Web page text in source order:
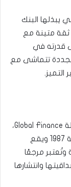
يبذلها البنك
ثقة متينة مع
قدرته في
تتماشى مع
التميز.
جائزة “أفضل بنك في تونس” تُمنح من قبل مجلة Global Finance،
وهي مجلة دولية شهرية مرموقة تأسست سنة 1987 ويقع
تُوزَّع في أكثر من 163 دولة وتُعتبر مرجعًا
وانتشارها